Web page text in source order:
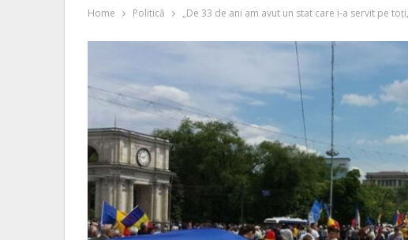
Home Politică „De 33 de ani am avut un stat care i-a servit pe